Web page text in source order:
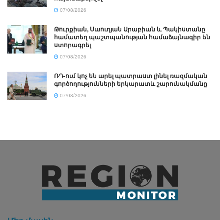
07/08/2026
Թուրքիան, Սաուդյան Արաբիան և Պակիստանը
համատեղ պաշտպանության համաձայնագիր են
ստորագրել
07/08/2026
ՌԴ-ում կոչ են արել պատրաստ լինել ռազմական
գործողությունների երկարատև շարունակմանը
07/08/2026